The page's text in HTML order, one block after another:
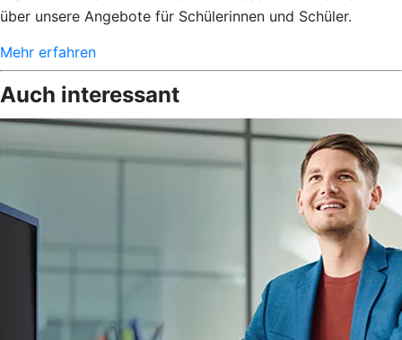
über unsere Angebote für Schülerinnen und Schüler.
Mehr erfahren
Auch interessant